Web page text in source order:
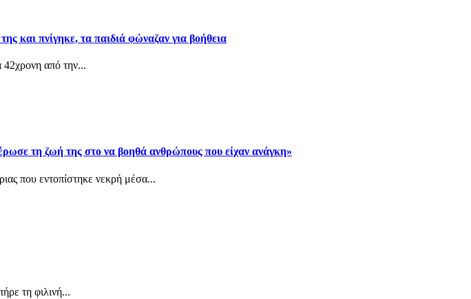
και πνίγηκε, τα παιδιά φώναζαν για βοήθεια
42χρονη από την...
τη ζωή της στο να βοηθά ανθρώπους που είχαν ανάγκη»
που εντοπίστηκε νεκρή μέσα...
τη φιλινή...